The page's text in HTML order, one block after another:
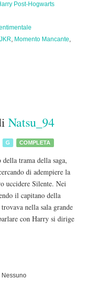
Post-Hogwarts
, Momento Mancante,
Natsu_94
G COMPLETA
trama della saga,
di adempiere la
uccidere Silente. Nei
il capitano della
nella sala grande
con Harry si dirige
Nessuno